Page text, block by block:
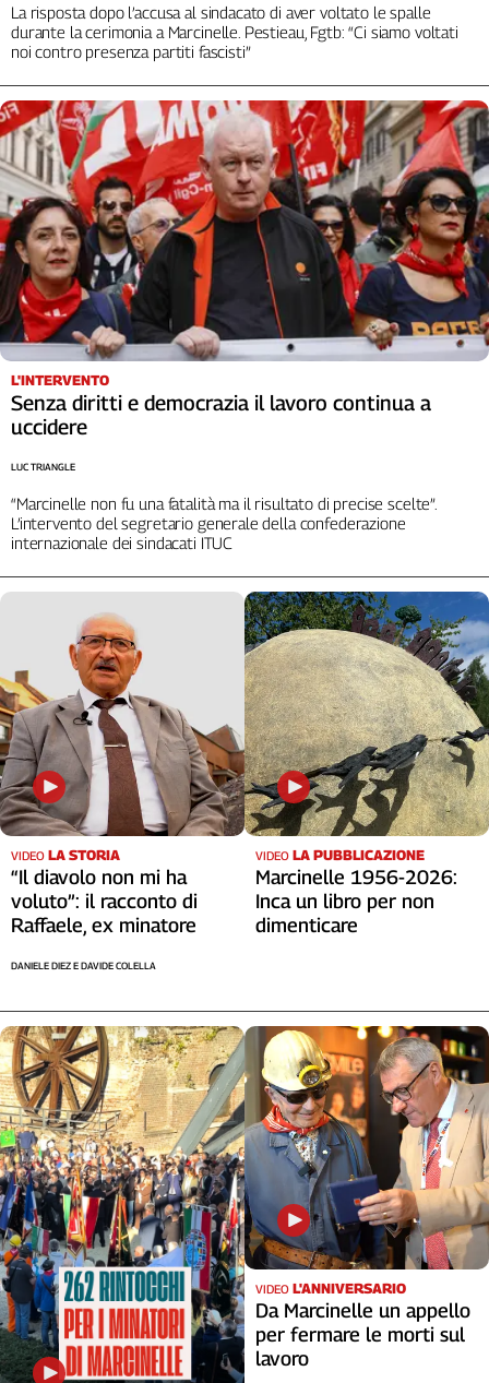
La risposta dopo l’accusa al sindacato di aver voltato le spalle
durante la cerimonia a Marcinelle. Pestieau, Fgtb: “Ci siamo voltati
noi contro presenza partiti fascisti”
L'INTERVENTO
Senza diritti e democrazia il lavoro continua a
uccidere
“Marcinelle non fu una fatalità ma il risultato di precise scelte”.
L’intervento del segretario generale della confederazione
internazionale dei sindacati ITUC
LUC TRIANGLE
VIDEO LA STORIA
“Il diavolo non mi ha
voluto”: il racconto di
Raffaele, ex minatore
DANIELE DIEZ E DAVIDE COLELLA
VIDEO LA PUBBLICAZIONE
Marcinelle 1956-2026:
Inca un libro per non
dimenticare
VIDEO L'ANNIVERSARIO
Da Marcinelle un appello
per fermare le morti sul
lavoro